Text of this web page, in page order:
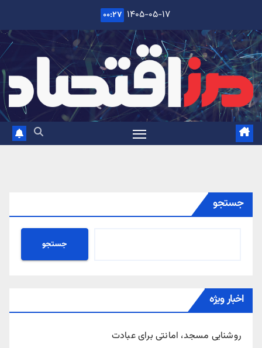
content
۱۴۰۵-۰۵-۱۷ ۰۰:۲۷
جستجو
جستجو
اخبار ویژه
روشنایی مسجد، امانتی برای عبادت